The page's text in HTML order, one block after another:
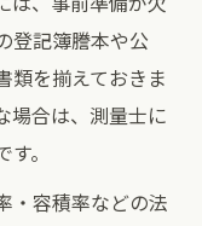
登記簿謄本や公
類を揃えておきま
場合は、測量士に
。
・容積率などの法